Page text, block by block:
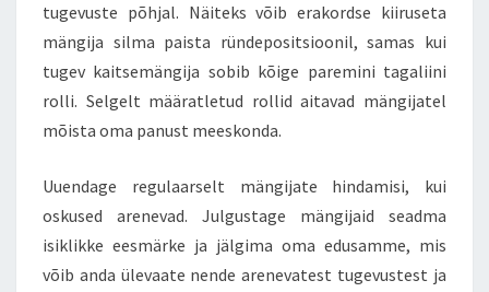
tugevuste põhjal. Näiteks võib erakordse kiiruseta
mängija silma paista ründepositsioonil, samas kui
tugev kaitsemängija sobib kõige paremini tagaliini
rolli. Selgelt määratletud rollid aitavad mängijatel
mõista oma panust meeskonda.
Uuendage regulaarselt mängijate hindamisi, kui
oskused arenevad. Julgustage mängijaid seadma
isiklikke eesmärke ja jälgima oma edusamme, mis
võib anda ülevaate nende arenevatest tugevustest ja